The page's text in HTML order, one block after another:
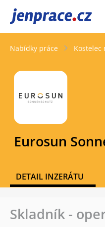
JenPráce.cz
Nabídky práce Kostelec
Eurosun
DETAIL INZERÁTU
Skladník -